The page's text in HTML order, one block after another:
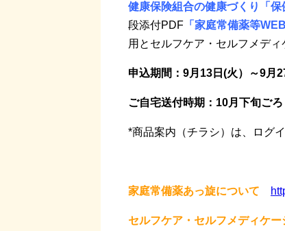
健康保険組合の健康づくり「保
段添付PDF 「家庭常備薬等
用とセルフケア・セルフメディ
申込期間：9月13日(火）～9月
ご自宅送付時期：10月下旬ごろ
*商品案内（チラシ）は、ログ
家庭常備薬あっ旋について
セルフケア・セルフメディケー